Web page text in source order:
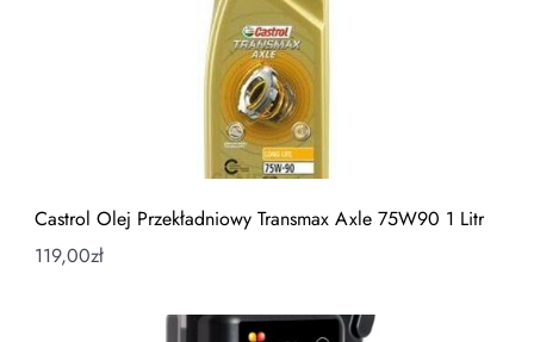
Castrol Olej Przekładniowy Transmax Axle 75W90 1 Litr
119,00zł